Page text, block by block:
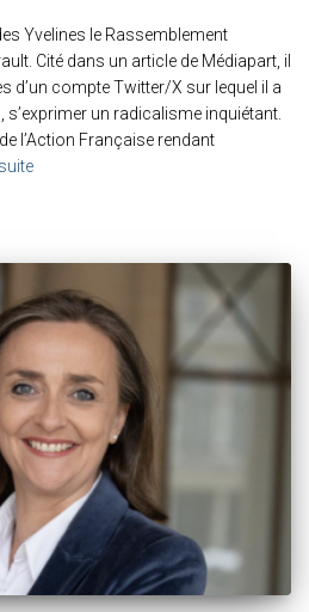
Yvelines le Rassemblement
Cité dans un article de Médiapart, il
d’un compte Twitter/X sur lequel il a
s’exprimer un radicalisme inquiétant.
l’Action Française rendant